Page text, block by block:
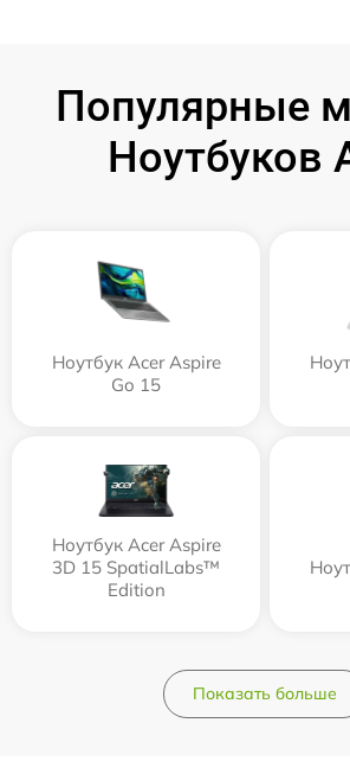
Популярные
Ноутбуков
Ноутбук Acer Aspire
Go 15
Ноутбук Acer Aspire
3D 15 SpatialLabs™
Edition
Показать больше